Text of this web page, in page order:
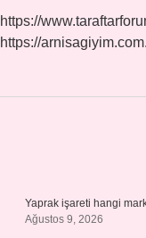
https://
https://
Yaprak işareti hangi
Ağustos 9, 2026